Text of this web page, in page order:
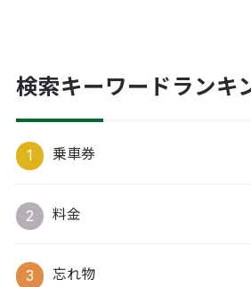
検索キーワードランキ
乗車券
料金
忘れ物